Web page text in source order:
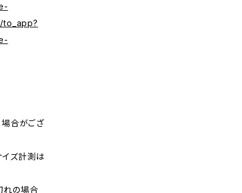
場合がござ
イズ計測は
れの場合